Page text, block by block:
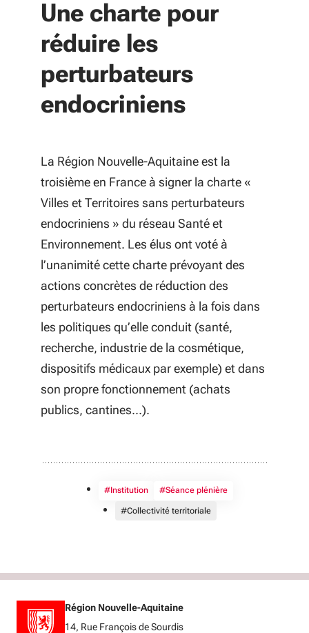
stratégie “Territoire numérique
responsable” sur l’ensemble du
due à la consommation des data centers,
37 % aux appareils terminaux
professionnels et 39 % aux appareils
terminaux domestiques. Il est aujourd’hui
essentiel de découpler la consommation
énergétique de la croissance du secteur et
Action 2. Lancer un Appel à Manifestation
pour identifier des terrains
d’expérimentation et des offreurs de
solution numérique.
Action 3. Lancer un Appel à Projets pour
expérimentations.
Action 4. Programme régional de
développement de la formation à distance.
Action 5. Développer des jumeaux
numériques dans 3 lycées professionnels.
Action 6. Soutien aux projets d’innovation
pédagogique par le numérique des
enseignement supérieur de l’appel à
projets annuel Enseignement supérieur –
recherche-vie étudiante.
Action 7. Fédérer l’écosystème régional
les besoins et créer de nouvelles voies de
formation.
Une charte pour
réduire les
perturbateurs
endocriniens
La Région Nouvelle-Aquitaine est la
troisième en France à signer la charte «
Villes et Territoires sans perturbateurs
endocriniens » du réseau Santé et
Environnement. Les élus ont voté à
l’unanimité cette charte prévoyant des
actions concrètes de réduction des
perturbateurs endocriniens à la fois dans
les politiques qu’elle conduit (santé,
recherche, industrie de la cosmétique,
dispositifs médicaux par exemple) et dans
son propre fonctionnement (achats
publics, cantines...).
#Institution #Séance plénière
#Collectivité territoriale
Région Nouvelle-Aquitaine
14, Rue François de Sourdis